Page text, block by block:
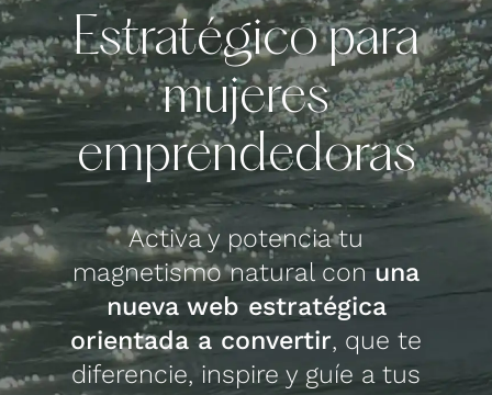
Estratégico para
mujeres
emprendedoras
Activa y potencia tu
magnetismo natural conuna
nueva web estratégica
orientada a convertir, que te
diferencie, inspire y guíe a tus